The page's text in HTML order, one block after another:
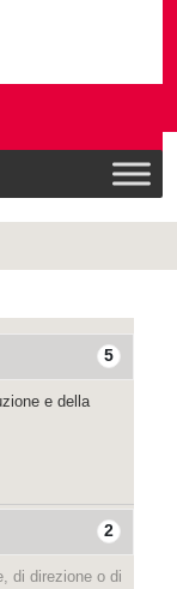
5
e della
2
di direzione o di